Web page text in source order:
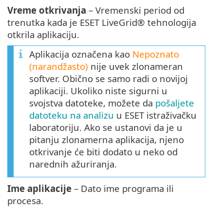
Vreme otkrivanja – Vremenski period od
trenutka kada je ESET LiveGrid® tehnologija
otkrila aplikaciju.
Aplikacija označena kao Nepoznato
(narandžasto) nije uvek zlonameran
softver. Obično se samo radi o novijoj
aplikaciji. Ukoliko niste sigurni u
svojstva datoteke, možete da pošaljete
datoteku na analizu u ESET istraživačku
laboratoriju. Ako se ustanovi da je u
pitanju zlonamerna aplikacija, njeno
otkrivanje će biti dodato u neko od
narednih ažuriranja.
Ime aplikacije – Dato ime programa ili
procesa.